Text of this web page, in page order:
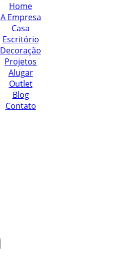
Home
A Empresa
Casa
Escritório
Decoração
Projetos
Alugar
Outlet
Blog
Contato